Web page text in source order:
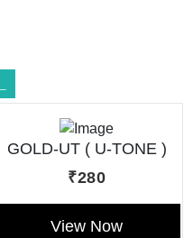
GOLD-UT ( U-TONE )
₹280
View Now